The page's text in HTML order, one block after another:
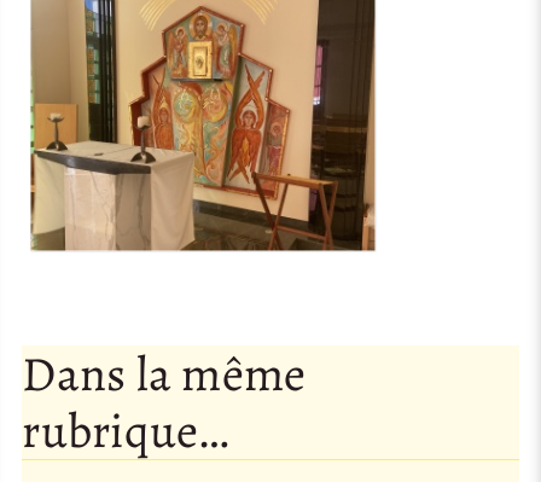
Dans la même
rubrique…